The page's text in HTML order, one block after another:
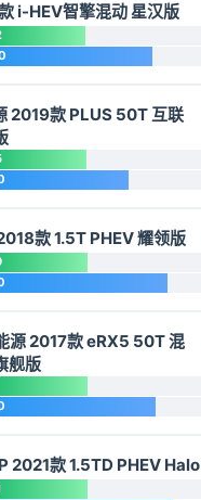
i-HEV智擎混动 星汉版
2019款 PLUS 50T 互联
款 1.5T PHEV 耀领版
源 2017款 eRX5 50T 混
舰版
2021款 1.5TD PHEV Halo